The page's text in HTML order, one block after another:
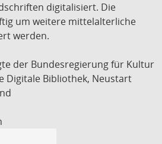
digitalisiert. Die
um weitere mittelalterliche
werden.
der Bundesregierung für Kultur
Digitale Bibliothek, Neustart